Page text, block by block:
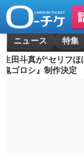
ニュース 特集
生田斗真が“セリフ
鬼ゴロシ』制作決定